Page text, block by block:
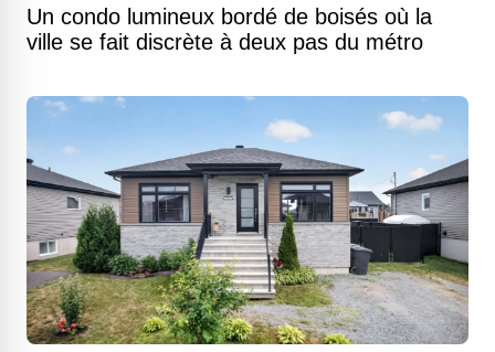
Un condo lumineux bordé de boisés où la
ville se fait discrète à deux pas du métro